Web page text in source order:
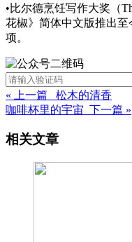
•比尔德烹饪写作大奖（
花椒》简体中文版推出
项。
« 上一篇 松木的清香
咖啡杯里的宇宙 下一篇 »
相关文章